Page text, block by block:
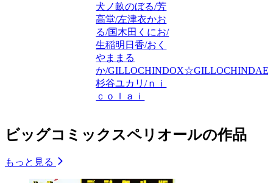
犬ノ畝のぼる/芳
高堂/左津衣かお
る/国木田くにお/
生稲明日香/おく
やままる
か/GILLOCHINDOX☆GILLOCHINDAE/
杉谷ユカリ/ｎｉ
ｃｏｌａｉ
ビッグコミックスペリオールの作品
もっと見る